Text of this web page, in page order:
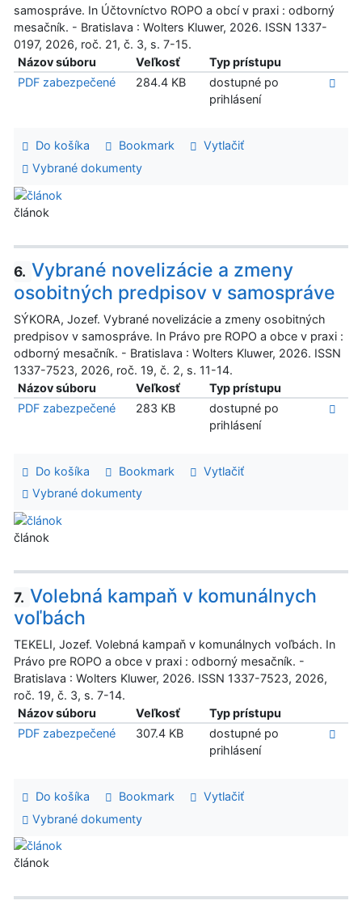
samospráve. In Účtovníctvo ROPO a obcí v praxi : odborný
mesačník. - Bratislava : Wolters Kluwer, 2026. ISSN 1337-
0197, 2026, roč. 21, č. 3, s. 7-15.
Názov súboru
Veľkosť
Typ prístupu
PDF zabezpečené
284.4 KB
dostupné po
prihlásení
Do košíka Bookmark
Vytlačiť
Vybrané dokumenty
článok
6. Vybrané novelizácie a zmeny
osobitných predpisov v samospráve
SÝKORA, Jozef. Vybrané novelizácie a zmeny osobitných
predpisov v samospráve. In Právo pre ROPO a obce v praxi :
odborný mesačník. - Bratislava : Wolters Kluwer, 2026. ISSN
1337-7523, 2026, roč. 19, č. 2, s. 11-14.
Názov súboru
Veľkosť
Typ prístupu
PDF zabezpečené
283 KB
dostupné po
prihlásení
Do košíka Bookmark
Vytlačiť
Vybrané dokumenty
článok
7. Volebná kampaň v komunálnych
voľbách
TEKELI, Jozef. Volebná kampaň v komunálnych voľbách. In
Právo pre ROPO a obce v praxi : odborný mesačník. -
Bratislava : Wolters Kluwer, 2026. ISSN 1337-7523, 2026,
roč. 19, č. 3, s. 7-14.
Názov súboru
Veľkosť
Typ prístupu
PDF zabezpečené
307.4 KB
dostupné po
prihlásení
Do košíka Bookmark
Vytlačiť
Vybrané dokumenty
článok